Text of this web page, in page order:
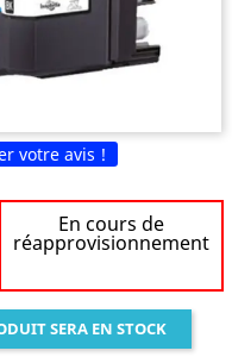
votre avis !
En cours de
réapprovisionnement
SERA EN STOCK